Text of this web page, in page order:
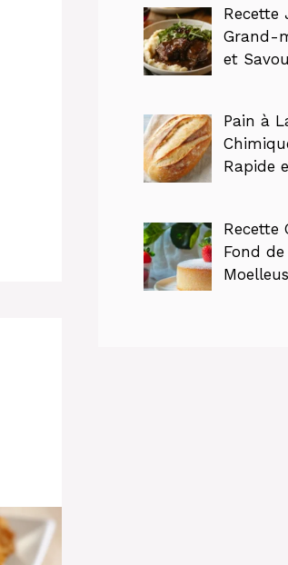
Recette
Grand-
et
Pain à
Rapide
Recette
Fond